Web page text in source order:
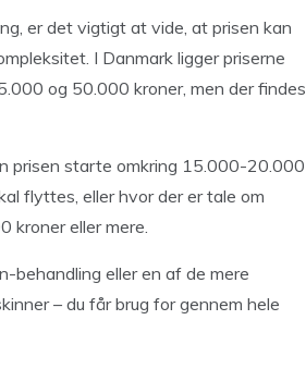
er det vigtigt at vide, at prisen kan
I Danmark ligger priserne
og 50.000 kroner, men der findes
prisen starte omkring 15.000-20.000
flyttes, eller hvor der er tale om
kroner eller mere.
behandling eller en af de mere
– du får brug for gennem hele